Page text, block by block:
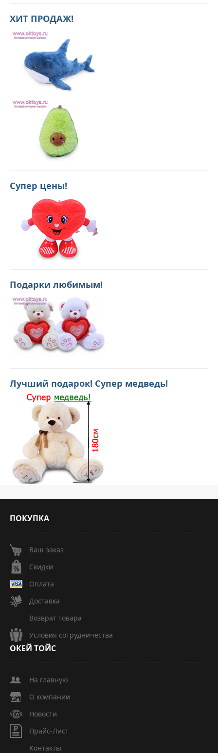
ХИТ ПРОДАЖ!
Супер цены!
Подарки любимым!
Лучший подарок! Супер медведь!
ПОКУПКА
Ваш заказ
Скидки
Оплата
Доставка
Возврат товара
Условия сотрудничества
ОКЕЙ ТОЙС
На главную
О компании
Новости
Прайс-Лист
Контакты